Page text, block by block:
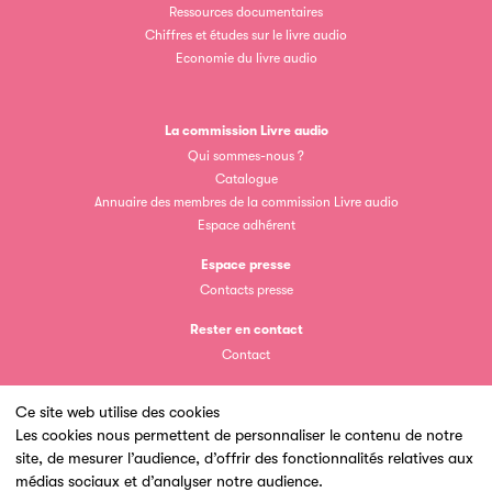
Ce site web utilise des cookies
Les cookies nous permettent de personnaliser le contenu de notre
site, de mesurer l’audience, d’offrir des fonctionnalités relatives aux
médias sociaux et d’analyser notre audience.
Ressources documentaires
Chiffres et études sur le livre audio
Economie du livre audio
La commission Livre audio
Qui sommes-nous ?
Catalogue
Annuaire des membres de la commission Livre audio
Espace adhérent
Espace presse
Contacts presse
Rester en contact
Contact
Un site du
Clic.EDIt, pour faciliter les échanges informatisés entre
Les petits champions de la lecture
Le jeu de lecture à voix haute gratuit et ouvert à tous les